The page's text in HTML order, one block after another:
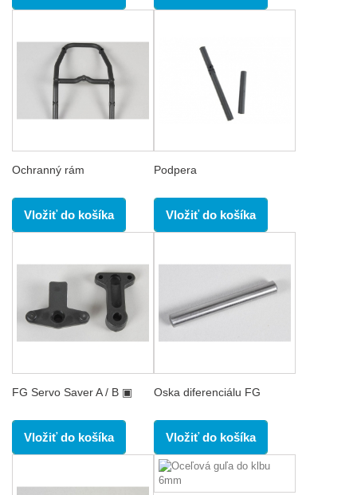
Ochranný rám
Vložiť do košíka
Podpera
Vložiť do košíka
FG Servo Saver A / B ▣
Vložiť do košíka
Oska diferenciálu FG
Vložiť do košíka